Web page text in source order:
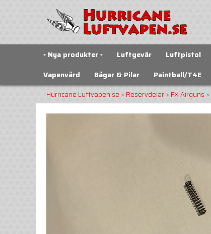
▪️ Nya produkter ▪️ Luftgevär Luftpistol
Vapenvård
Bågar & Pilar Paintball/T4E
Hurricane Luftvapen.se > Reservdelar> FX Airguns >